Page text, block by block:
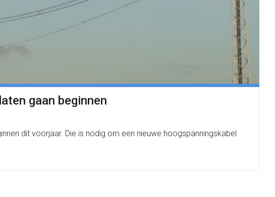
gaan beginnen
dit voorjaar. Die is nodig om een nieuwe hoogspanningskabel